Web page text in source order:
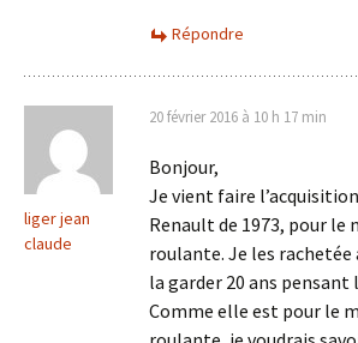
Répondre
liger jean
claude
20 février 2016 à 10 h 17 min
Bonjour,
Je vient faire
Renault de 1973, pour le
roulante. Je les rachetée
la garder 20 ans pensant
Comme elle est pour le